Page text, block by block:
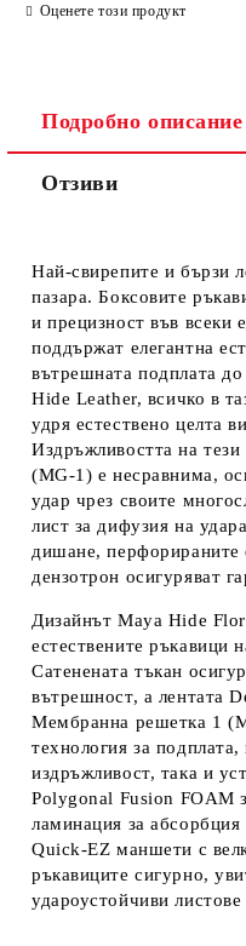
Оценете този продукт
Подробно описание
Отзиви
Най-свирепите и бързи
пазара. Боксовите
и прецизност във всеки
поддържат елегантна
вътрешната подплата
Hide Leather, всичко в
удря естествено целта
Издръжливостта на
(MG-1) е несравнима,
удар чрез своите
лист за дифузия на
дишане, перфорираните
дензотрон осигуряват
Дизайнът Maya Hide
естествените ръкавици
Сатенената тъкан
вътрешност, а лентата
Мембранна решетка 1
технология за подплата,
издръжливост, така и
Polygonal Fusion FOAM
ламинация за
Quick-EZ маншети с
ръкавиците сигурно,
удароустойчиви